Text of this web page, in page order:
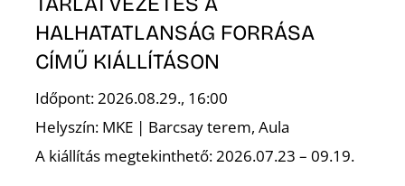
HALHATATLANSÁG FORRÁSA
CÍMŰ KIÁLLÍTÁSON
Időpont: 2026.08.29., 16:00
Helyszín: MKE | Barcsay terem, Aula
A kiállítás megtekinthető: 2026.07.23 – 09.19.